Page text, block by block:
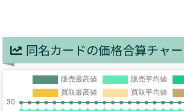
同名カードの価格合算チャ